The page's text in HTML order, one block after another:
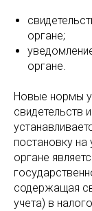
органе;
органе.
Новые нормы
свидетельств
постановку на
органе
содержащая
учета) в